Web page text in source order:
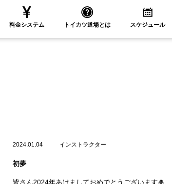
料金システム トイカツ道場とは スケジュール
2024.01.04 インストラクター
初夢
皆さん2024年あけましておめでとうございます🎍